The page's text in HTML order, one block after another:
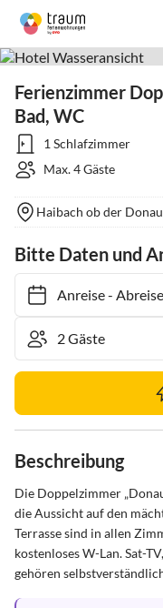
Ferienzimmer
Bad, WC
1 Schlafzimmer
Max. 4 Gäste
Haibach ob der Donau
Bitte Daten und
Anreise- Abreise
Beschreibung
Die Doppelzimmer
die Aussicht auf den
Terrasse sind in allen
kostenloses W-Lan. Sat-
gehören